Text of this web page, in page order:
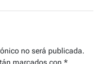
no será publicada.